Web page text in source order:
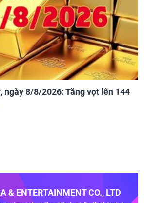
ngày 8/8/2026: Tăng vọt lên 144
& ENTERTAINMENT CO., LTD